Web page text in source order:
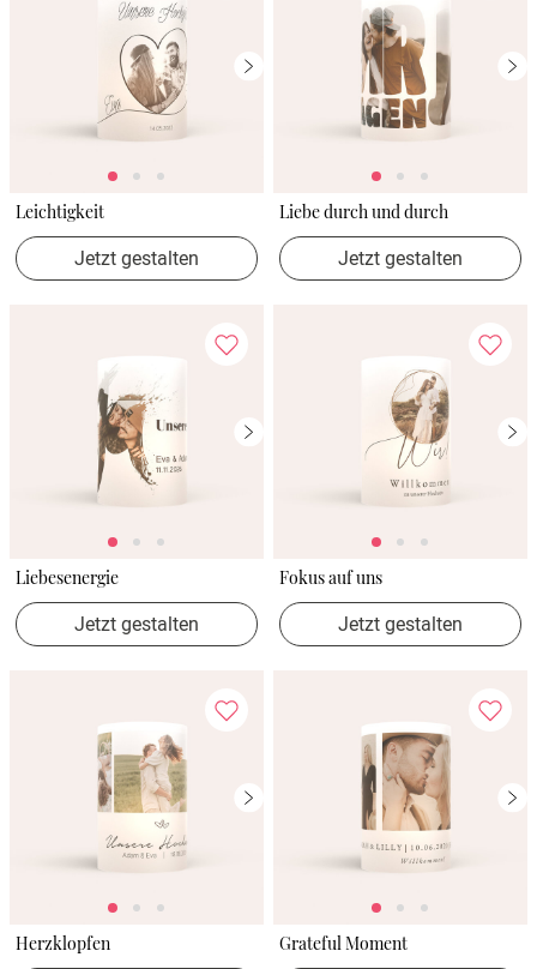
Leichtigkeit
Jetzt gestalten
Liebe durch und durch
Jetzt gestalten
Liebesenergie
Jetzt gestalten
Fokus auf uns
Jetzt gestalten
Herzklopfen Grateful Moment